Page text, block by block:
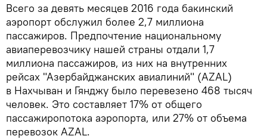
Всего за девять месяцев 2016 года бакинский
аэропорт обслужил более 2,7 миллиона
пассажиров. Предпочтение национальному
авиаперевозчику нашей страны отдали 1,7
миллиона пассажиров, из них на внутренних
рейсах "Азербайджанских авиалиний" (AZAL)
в Нахчыван и Гянджу было перевезено 468 тысяч
человек. Это составляет 17% от общего
пассажиропотока аэропорта, или 27% от объема
перевозок AZAL.